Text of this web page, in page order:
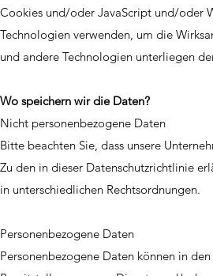
Cookies und/oder JavaScript und/oder
Technologien verwenden, um die
und andere Technologien unterliegen
Wo speichern wir die Daten?
Nicht personenbezogene Daten
Bitte beachten Sie, dass unsere
Zu den in dieser Datenschutzrichtlinie
in unterschiedlichen Rechtsordnungen.
Personenbezogene Daten
Personenbezogene Daten können in